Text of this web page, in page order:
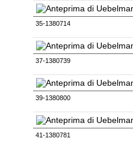
35-1380714
37-1380739
39-1380800
41-1380781